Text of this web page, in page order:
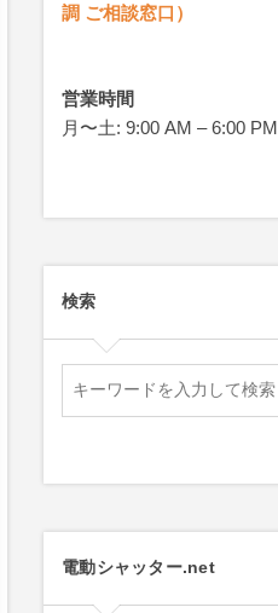
調 ご相談窓口）
営業時間
月〜土: 9:00 AM – 6:00 PM
検索
電動シャッター.net